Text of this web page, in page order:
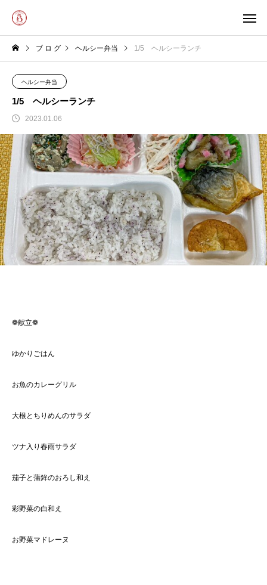
ブ ロ グ ヘルシー弁当 1/5 ヘルシーランチ
ヘルシー弁当
1/5 ヘルシーランチ
2023.01.06
❁献立❁
ゆかりごはん
お魚のカレーグリル
大根とちりめんのサラダ
ツナ入り春雨サラダ
茄子と蒲鉾のおろし和え
彩野菜の白和え
お野菜マドレーヌ